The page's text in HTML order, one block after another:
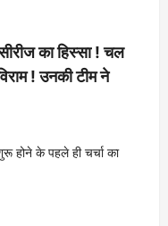
का हिस्सा ! चल
! उनकी टीम ने
होने के पहले ही चर्चा का